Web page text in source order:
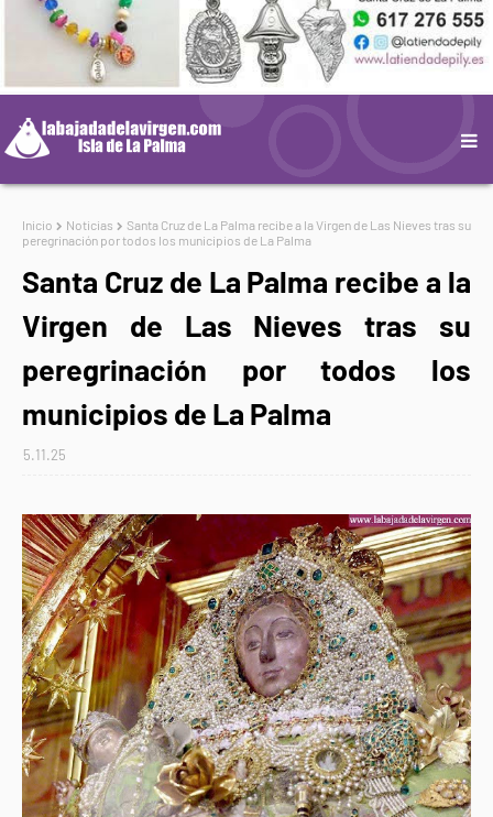
Inicio Noticias
Santa Cruz de La Palma recibe a la Virgen de Las Nieves tras su
peregrinación por todos los municipios de La Palma
Santa Cruz de La Palma recibe a la
Virgen de Las Nieves tras su
peregrinación por todos los
municipios de La Palma
5.11.25